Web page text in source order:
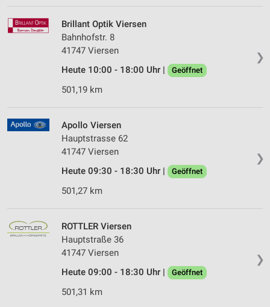
❯
Brillant Optik Viersen
Bahnhofstr. 8
41747 Viersen
Heute 10:00 - 18:00 Uhr |
Geöffnet
501,19 km
❯
Apollo Viersen
Hauptstrasse 62
41747 Viersen
Heute 09:30 - 18:30 Uhr |
Geöffnet
501,27 km
❯
ROTTLER Viersen
Hauptstraße 36
41747 Viersen
Heute 09:00 - 18:30 Uhr |
Geöffnet
501,31 km